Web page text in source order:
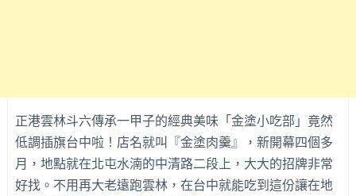
正港雲林斗六傳承一甲子的經典美味「金塗小吃部」竟然
低調插旗台中啦！店名就叫『金塗肉羹』，新開幕四個多
月，地點就在北屯水湳的中清路二段上，大大的招牌非常
好找。不用再大老遠跑雲林，在台中就能吃到這份讓在地